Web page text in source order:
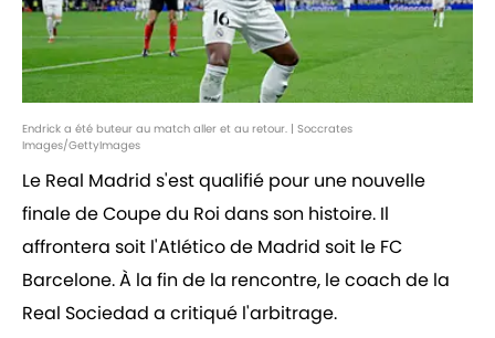
Endrick a été buteur au match aller et au retour. | Soccrates
Images/GettyImages
Le Real Madrid s'est qualifié pour une nouvelle
finale de Coupe du Roi dans son histoire. Il
affrontera soit l'Atlético de Madrid soit le FC
Barcelone. À la fin de la rencontre, le coach de la
Real Sociedad a critiqué l'arbitrage.